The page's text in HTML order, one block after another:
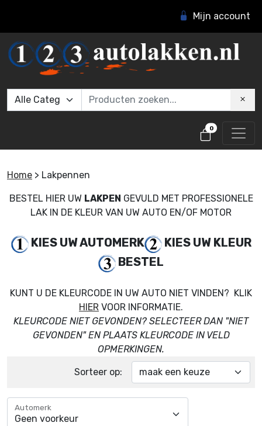
Mijn account
0
Home > Lakpennen
BESTEL HIER UW LAKPEN GEVULD MET PROFESSIONELE
LAK IN DE KLEUR VAN UW AUTO EN/OF MOTOR
KIES UW AUTOMERK
KIES UW KLEUR
BESTEL
KUNT U DE KLEURCODE IN UW AUTO NIET VINDEN? KLIK
HIER VOOR INFORMATIE.
KLEURCODE NIET GEVONDEN? SELECTEER DAN "NIET
GEVONDEN" EN PLAATS KLEURCODE IN VELD
OPMERKINGEN.
Sorteer op:
Automerk